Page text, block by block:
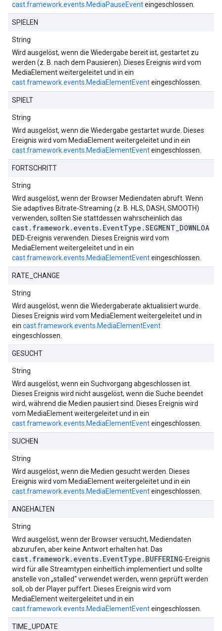
cast.framework.events.MediaPauseEventeingeschlossen.
SPIELEN
String
Wird ausgelöst, wenn die Wiedergabe bereit ist, gestartet zu
werden (z. B. nach dem Pausieren). Dieses Ereignis wird vom
MediaElement weitergeleitet und in ein
cast.framework.events.MediaElementEventeingeschlossen.
SPIELT
String
Wird ausgelöst, wenn die Wiedergabe gestartet wurde. Dieses
Ereignis wird vom MediaElement weitergeleitet und in ein
cast.framework.events.MediaElementEventeingeschlossen.
FORTSCHRITT
String
Wird ausgelöst, wenn der Browser Mediendaten abruft. Wenn
Sie adaptives Bitrate-Streaming (z. B. HLS, DASH, SMOOTH)
verwenden, sollten Sie stattdessen wahrscheinlich das
cast.framework.events.EventType.SEGMENT_DOWNLOA
DED-Ereignis verwenden. Dieses Ereignis wird vom
MediaElement weitergeleitet und in ein
cast.framework.events.MediaElementEventeingeschlossen.
RATE_CHANGE
String
Wird ausgelöst, wenn die Wiedergaberate aktualisiert wurde.
Dieses Ereignis wird vom MediaElement weitergeleitet und in
ein cast.framework.events.MediaElementEvent
eingeschlossen.
GESUCHT
String
Wird ausgelöst, wenn ein Suchvorgang abgeschlossen ist.
Dieses Ereignis wird nicht ausgelöst, wenn die Suche beendet
wird, während die Medien pausiert sind. Dieses Ereignis wird
vom MediaElement weitergeleitet und in ein
cast.framework.events.MediaElementEventeingeschlossen.
SUCHEN
String
Wird ausgelöst, wenn die Medien gesucht werden. Dieses
Ereignis wird vom MediaElement weitergeleitet und in ein
cast.framework.events.MediaElementEventeingeschlossen.
ANGEHALTEN
String
Wird ausgelöst, wenn der Browser versucht, Mediendaten
abzurufen, aber keine Antwort erhalten hat. Das
cast.framework.events.EventType.BUFFERING-Ereignis
wird für alle Streamtypen einheitlich implementiert und sollte
anstelle von „stalled“ verwendet werden, wenn geprüft werden
soll, ob der Player puffert. Dieses Ereignis wird vom
MediaElement weitergeleitet und in ein
cast.framework.events.MediaElementEventeingeschlossen.
TIME_UPDATE